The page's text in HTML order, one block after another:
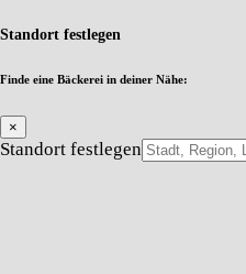
Standort festlegen
Finde eine Bäckerei in deiner Nähe:
×
Standort festlegen